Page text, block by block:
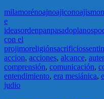
milamorénoajnoajiconoajismo
e
ideasordenpanpasadoplanos
con el
projimoreligiónsacrificios
accion, acciones, alcance,
comprensión, comunicación,
entendimiento, era mesiánica,
judio